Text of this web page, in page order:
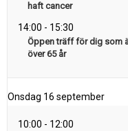
haft cancer
14:00 - 15:30
Öppen träff för dig som
över 65 år
Onsdag 16 september
10:00 - 12:00